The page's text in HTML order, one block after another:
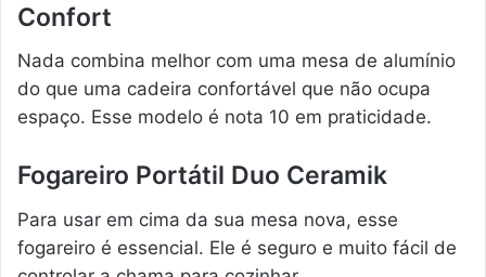
Confort
Nada combina melhor com uma mesa de alumínio
do que uma cadeira confortável que não ocupa
espaço. Esse modelo é nota 10 em praticidade.
Fogareiro Portátil Duo Ceramik
Para usar em cima da sua mesa nova, esse
fogareiro é essencial. Ele é seguro e muito fácil de